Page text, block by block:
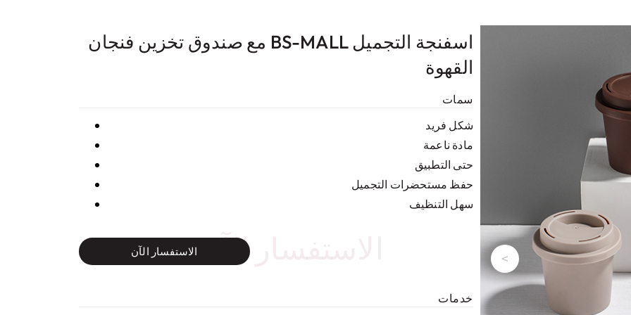
<
اسفنجة التجميل BS-MALL مع صندوق تخزين فنجان
القهوة
سمات
شكل فريد
مادة ناعمة
حتى التطبيق
حفظ مستحضرات التجميل
سهل التنظيف
الاستفسار الآن الاستفسار الآن
خدمات